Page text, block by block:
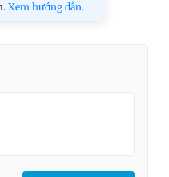
Xem hướng dẫn.